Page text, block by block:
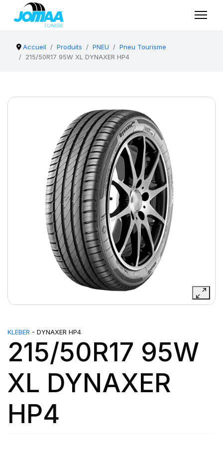
Accueil Produits PNEU
Pneu Tourisme
215/50R17 95W XL DYNAXER HP4
KLEBER - DYNAXER HP4
215/50R17 95W
XL DYNAXER
HP4